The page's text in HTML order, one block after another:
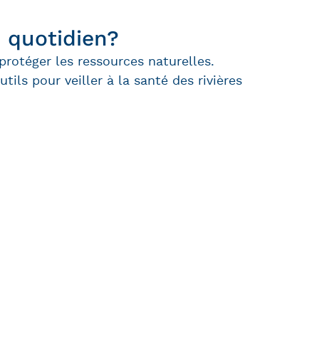
quotidien?
les ressources naturelles.
pour veiller à la santé des rivières